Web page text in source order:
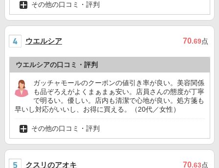
その他の口コミ・評判
ウエルシア 70.69点
ウエルシアの口コミ・評判
ガッチャモールのクーポンの値引き率が良い。美容関係
も品ぞろえがよくまぁまぁ安い。店員さんの態度が丁寧
で明るい。優しい。店内も清潔で心地が良い。処方箋も
早いし対応がいいし、お得に買える。（20代／女性）
その他の口コミ・評判
クスリのアオキ 70.63点